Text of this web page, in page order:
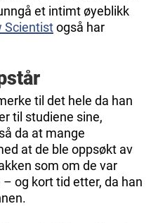
et intimt øyeblikk
Scientistogså har
til det hele da han
til studiene sine,
da at mange
at de ble oppsøkt av
som om de var
og kort tid etter, da han